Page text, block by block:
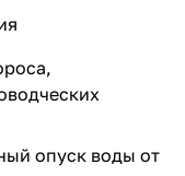
опуск воды от